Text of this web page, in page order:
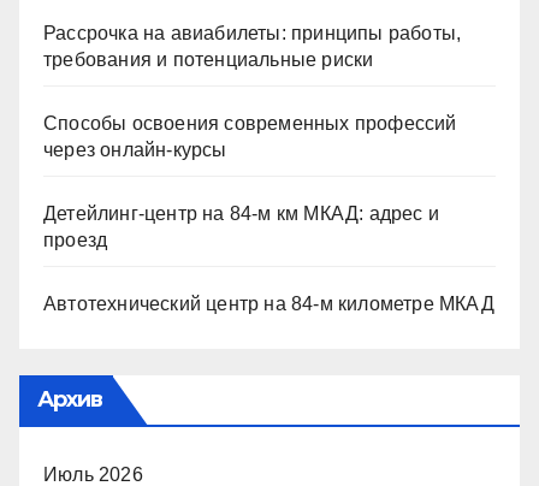
Рассрочка на авиабилеты: принципы работы,
требования и потенциальные риски
Способы освоения современных профессий
через онлайн-курсы
Детейлинг-центр на 84-м км МКАД: адрес и
проезд
Автотехнический центр на 84-м километре МКАД
Архив
Июль 2026